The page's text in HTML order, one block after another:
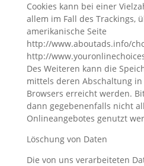
Cookies kann bei einer
allem im Fall des Trackings,
amerikanische Seite
http://www.aboutads.info/
http://
Des Weiteren kann die
mittels deren Abschaltung
Browsers erreicht werden.
dann gegebenenfalls nicht
Onlineangebotes genutzt
Löschung von Daten
Die von uns verarbeiteten